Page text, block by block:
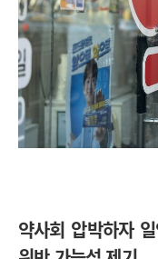
약사회 압박하자